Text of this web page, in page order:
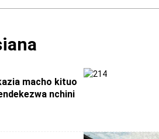
macho kituo
nchini